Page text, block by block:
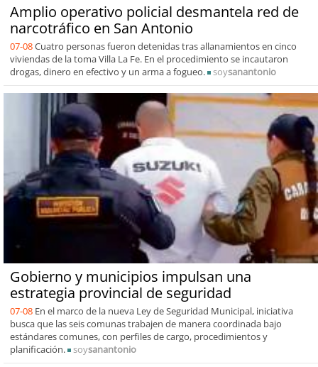
Amplio operativo policial desmantela red de
narcotráfico en San Antonio
07-08Cuatro personas fueron detenidas tras allanamientos en cinco
viviendas de la toma Villa La Fe. En el procedimiento se incautaron
drogas, dinero en efectivo y un arma a fogueo.
soysanantonio
Gobierno y municipios impulsan una
estrategia provincial de seguridad
07-08 En el marco de la nueva Ley de Seguridad Municipal, iniciativa
busca que las seis comunas trabajen de manera coordinada bajo
estándares comunes, con perfiles de cargo, procedimientos y
planificación.
soysanantonio